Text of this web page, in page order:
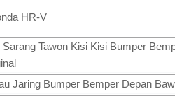
HR-V
Tawon Kisi Kisi Bumper
Jaring Bumper Bemper Depan